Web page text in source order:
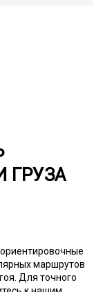
ГРУЗА
маршрутов
Для точного